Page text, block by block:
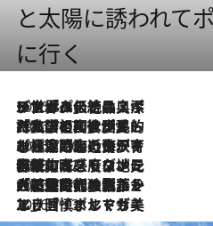
と太陽に誘われて
に行く
2026.8.8
リスボンの絶品スイーツ「パステル・デ・ナタ」とは？ポルトガル伝統の奥深い世界へ
2026.7.27
「私の祖国はポルトガル語です」国民的詩人フェルナンド・ペソアと、彼が愛した文学の街を歩く
2026.7.26
ポルトガル近海が育む極上の海の幸。キリリと冷えた白ワインと愉しむ、シーフード専門店の贅沢
2026.7.22
伝統の味をモダンに昇華。高感度な地元客が集う、リスボンの最旬ガストロノミー
2026.7.21
大航海時代の栄華から、震災、独裁、そして革命へ。ポルトガル・首都リスボンの石畳に刻まれた「歴史の光と影」
2026.7.13
エッセイ・ヤマザキマリ「慎ましくも美しき国 ポルトガル」